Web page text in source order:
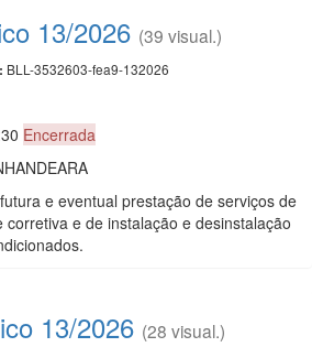
13/2026 (39 visual.)
BLL-3532603-fea9-132026
Encerrada
e eventual prestação de serviços de
e de instalação e desinstalação
13/2026 (28 visual.)